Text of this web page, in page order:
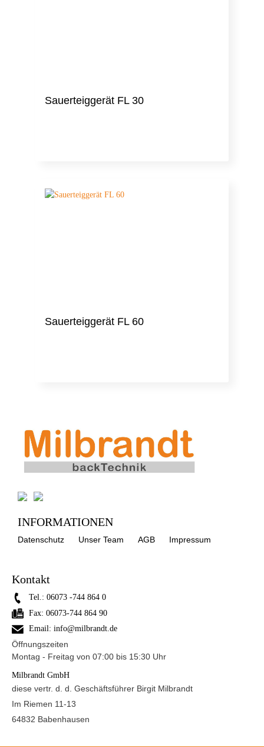
Sauerteiggerät FL 30
Sauerteiggerät FL 60
INFORMATIONEN
Datenschutz Unser Team AGB Impressum
Kontakt
Tel.: 06073 -744 864 0
Fax: 06073-744 864 90
Email: info@milbrandt.de
Öffnungszeiten
Montag - Freitag von 07:00 bis 15:30 Uhr
Milbrandt GmbH
diese vertr. d. d. Geschäftsführer Birgit Milbrandt
Im Riemen 11-13
64832 Babenhausen